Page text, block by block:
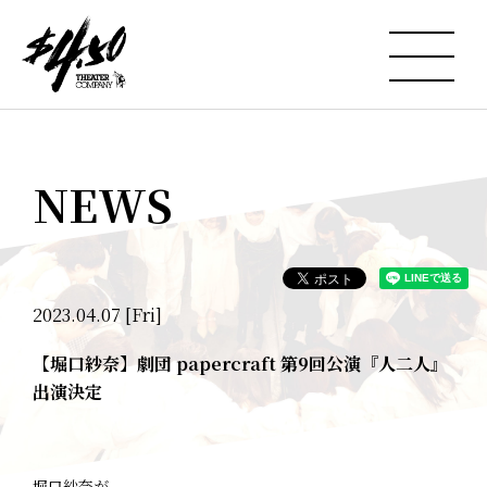
NEWS
2023.04.07 [Fri]
【堀口紗奈】劇団 papercraft 第9回公演『人二人』
出演決定